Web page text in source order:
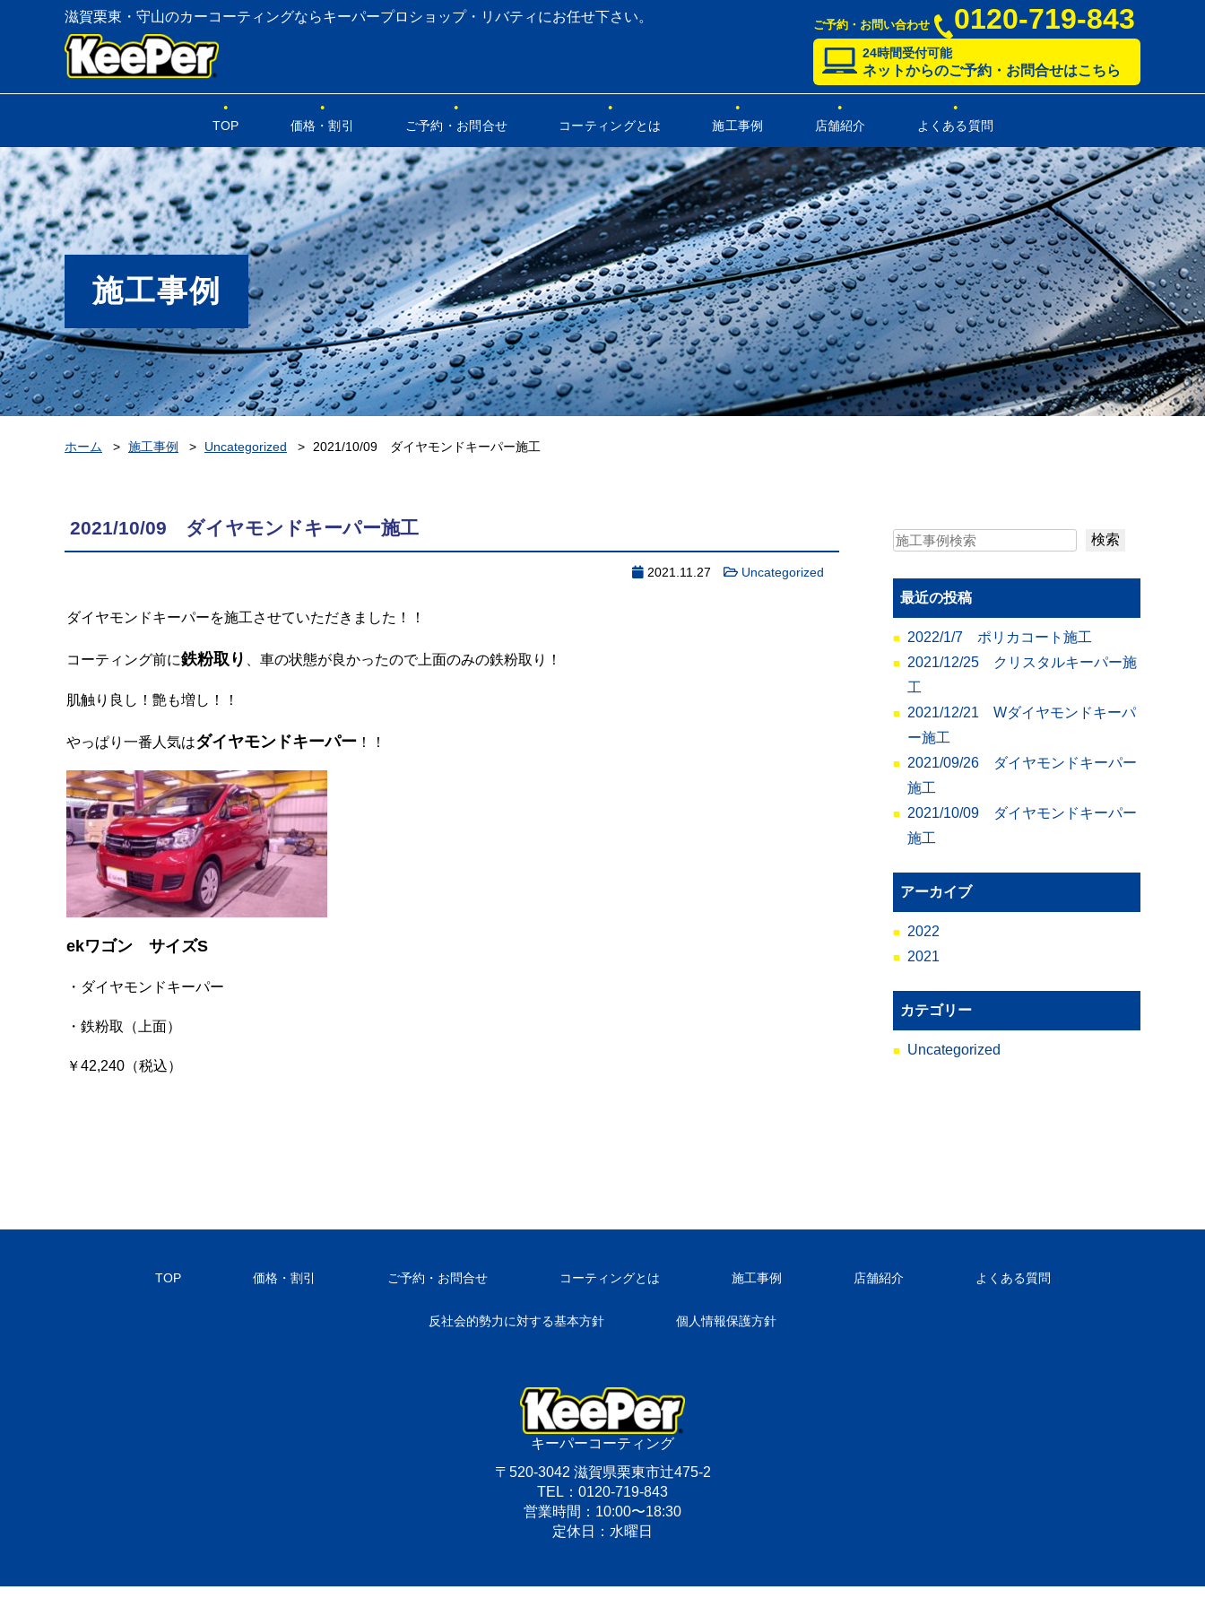
滋賀栗東・守山のカーコーティングならキーパープロショップ・リバティにお任せ下さい。
ご予約・お問い合わせ 0120-719-843
24時間受付可能
ネットからのご予約・お問合せはこちら
TOP 価格・割引 ご予約・お問合せ コーティングとは 施工事例 店舗紹介 よくある質問
施工事例
ホーム 施工事例 Uncategorized 2021/10/09 ダイヤモンドキーパー施工
2021/10/09 ダイヤモンドキーパー施工
2021.11.27 Uncategorized
ダイヤモンドキーパーを施工させていただきました！！
コーティング前に鉄粉取り 、車の状態が良かったので上面のみの鉄粉取り！
肌触り良し！艶も増し！！
やっぱり一番人気はダイヤモンドキーパー ！！
ekワゴン サイズS
・ダイヤモンドキーパー
・鉄粉取（上面）
￥42,240（税込）
検索
最近の投稿
2022/1/7 ポリカコート施工
2021/12/25 クリスタルキーパー施
工
2021/12/21 Wダイヤモンドキーパ
ー施工
2021/09/26 ダイヤモンドキーパー
施工
2021/10/09 ダイヤモンドキーパー
施工
アーカイブ
2022
2021
カテゴリー
Uncategorized
TOP 価格・割引 ご予約・お問合せ コーティングとは 施工事例 店舗紹介 よくある質問
反社会的勢力に対する基本方針 個人情報保護方針
キーパーコーティング
〒520-3042 滋賀県栗東市辻475-2
TEL：0120-719-843
営業時間：10:00〜18:30
定休日：水曜日